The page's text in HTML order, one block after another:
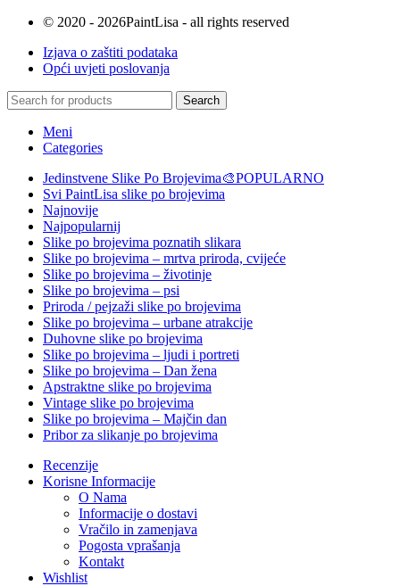
© 2020 - 2026PaintLisa - all rights reserved
Izjava o zaštiti podataka
Opći uvjeti poslovanja
Search
Meni
Categories
Jedinstvene Slike Po Brojevima🎨POPULARNO
Svi PaintLisa slike po brojevima
Najnovije
Najpopularnij
Slike po brojevima poznatih slikara
Slike po brojevima – mrtva priroda, cvijeće
Slike po brojevima – životinje
Slike po brojevima – psi
Priroda / pejzaži slike po brojevima
Slike po brojevima – urbane atrakcije
Duhovne slike po brojevima
Slike po brojevima – ljudi i portreti
Slike po brojevima – Dan žena
Apstraktne slike po brojevima
Vintage slike po brojevima
Slike po brojevima – Majčin dan
Pribor za slikanje po brojevima
Recenzije
Korisne Informacije
O Nama
Informacije o dostavi
Vračilo in zamenjava
Pogosta vprašanja
Kontakt
Wishlist